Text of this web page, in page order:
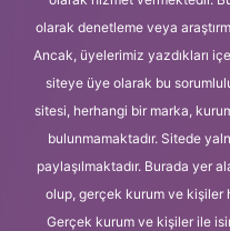
olarak denetleme veya
Ancak, üyelerimiz yazdıkları
siteye üye olarak bu
sitesi, herhangi bir marka,
bulunmamaktadır. Sitede
paylaşılmaktadır. Burada yer
olup, gerçek kurum ve kişiler
Gerçek kurum ve kişiler ile